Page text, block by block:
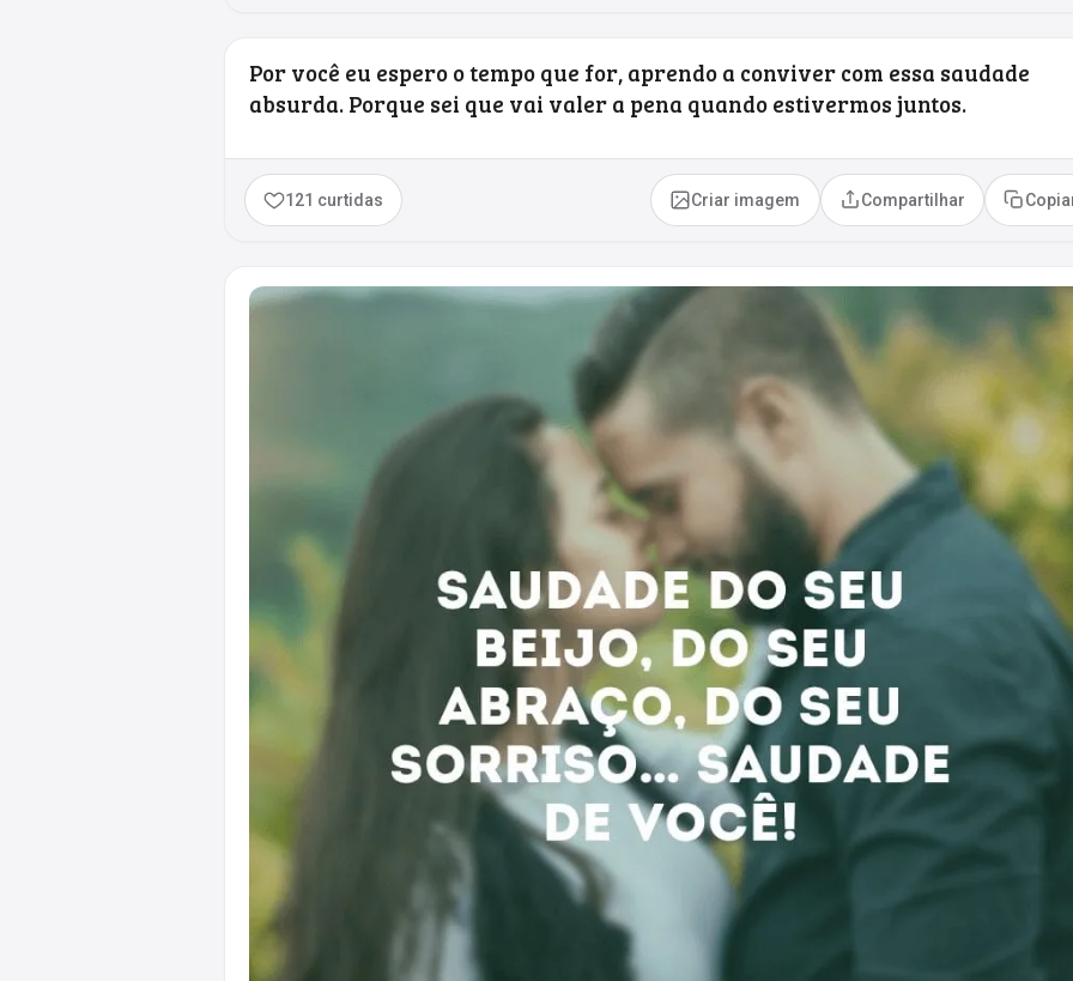
Por você eu espero o tempo que for, aprendo a conviver com essa saudade
absurda. Porque sei que vai valer a pena quando estivermos juntos.
121 curtidas Criar imagem Compartilhar